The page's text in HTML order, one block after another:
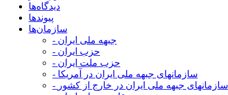
دیدگاه‌ها
پیوندها
سازمان‌ها
- جبهه ملی ایران
- حزب ایران
- حزب ملت ایران
- سازمانهای جبهه ملی ایران در آمریکا
- سازمانهای جبهه ملی ایران در خارج از کشور